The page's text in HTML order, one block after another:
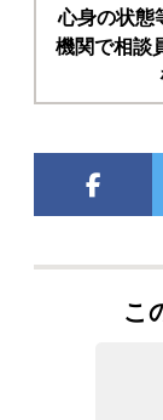
心身の状態
機関で相談
こ